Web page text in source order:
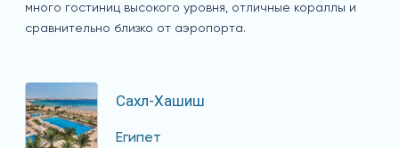
много гостиниц высокого уровня, отличные кораллы и
сравнительно близко от аэропорта.
Сахл-Хашиш
Египет